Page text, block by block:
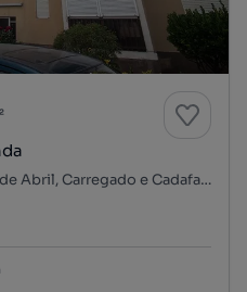
Rua da Liberdade - Bairro 25 de Abril, Carregado e Cadafais, Alenquer, Lisboa